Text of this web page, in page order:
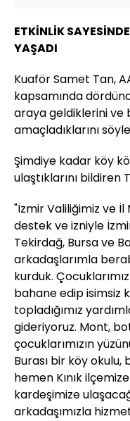
ETKİNLİK
YAŞADI
Kuaför Samet Tan,
kapsamında
araya geldiklerini ve
amaçladıklarını
Şimdiye kadar köy
ulaştıklarını bildiren
"İzmir Valiliğimiz ve
destek ve izniyle
Tekirdağ, Bursa ve
arkadaşlarımla
kurduk.
bahane edip isimsiz
topladığımız
gideriyoruz. Mont,
çocuklarımızın
Burası bir köy
hemen Kınık
kardeşimize
arkadaşımızla